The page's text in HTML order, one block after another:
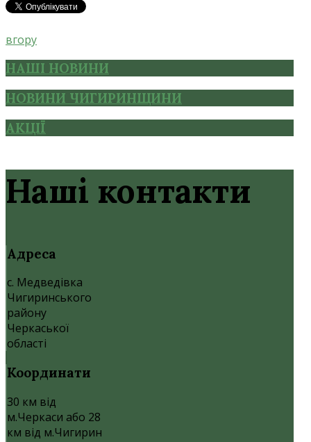
вгору
НАШІ НОВИНИ
НОВИНИ ЧИГИРИНЩИНИ
АКЦІЇ
Наші контакти
Адреса
с. Медведівка
Чигиринського
району
Черкаської
області
Координати
30 км від
м.Черкаси або 28
км від м.Чигирин